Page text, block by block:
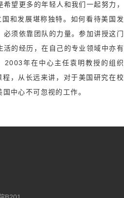
望更多的年轻人和我们一起努力，
和发展堪称独特。如何看待美国发
须依靠团队的力量。参加讲授这门
的经历，在自己的专业领域中亦有
2003年在中心主任袁明教授的组织
，从长远来讲，对于美国研究在校
中心不可忽视的工作。